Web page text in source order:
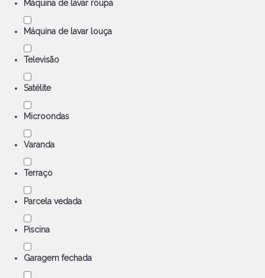
Máquina de lavar roupa
Máquina de lavar louça
Televisão
Satélite
Microondas
Varanda
Terraço
Parcela vedada
Piscina
Garagem fechada